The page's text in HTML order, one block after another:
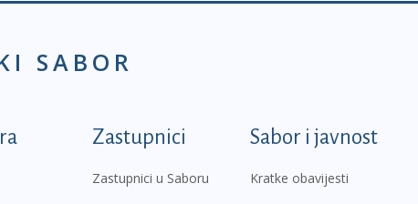
SABOR
prvi izbornik
Zastupnici
Zastupnici u Saboru
Sabor i javnost
Kratke obavijesti